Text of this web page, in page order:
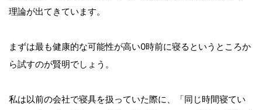
理論が出てきています。
まずは最も健康的な可能性が高い0時前に寝るというところか
ら試すのが賢明でしょう。
私は以前の会社で寝具を扱っていた際に、「同じ時間寝てい